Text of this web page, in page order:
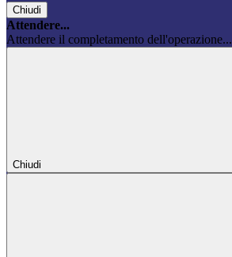
Chiudi
Attendere...
Attendere il completamento dell'operazione...
Chiudi